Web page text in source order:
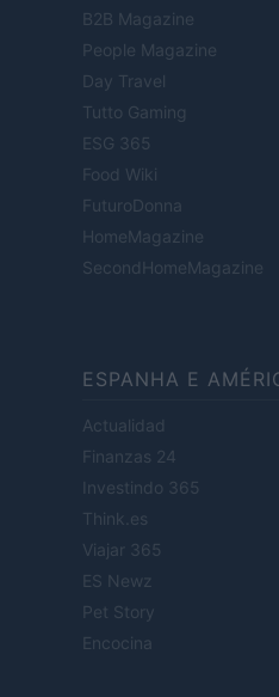
B2B Magazine
People Magazine
Day Travel
Tutto Gaming
ESG 365
Food Wiki
FuturoDonna
HomeMagazine
SecondHomeMagazine
ESPANHA E
Actualidad
Finanzas 24
Investindo 365
Think.es
Viajar 365
ES Newz
Pet Story
Encocina